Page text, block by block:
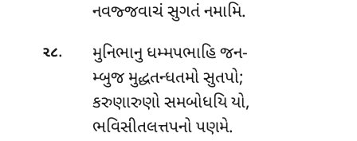
નવજ્જવાચં સુગતં નમામિ.
૨૮.
મુનિભાનુ ધમ્મપભાહિ જન-
મ્બુજ મુદ્ધતન્ધતમો સુતપો;
કરુણારુણો સમબોધયિ યો,
ભવિસીતલત્તપનો પણમે.